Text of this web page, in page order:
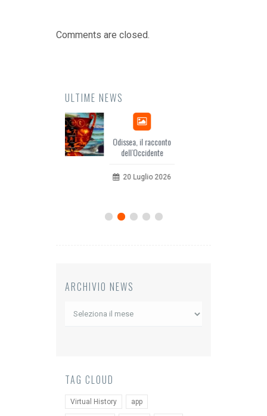
Comments are closed.
ULTIME NEWS
Odissea, il racconto
dell’Occidente
ARCHIVIO NEWS
Archivio
TAG CLOUD
Virtual History app